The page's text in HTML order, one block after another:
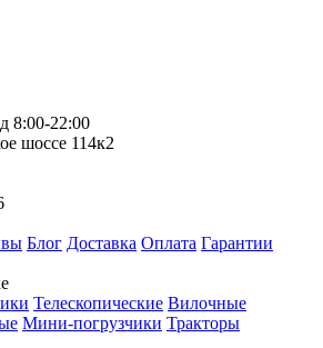
8:00-22:00
шоссе 114к2
Блог Доставка Оплата Гарантии
Телескопические Вилочные
Мини-погрузчики Тракторы